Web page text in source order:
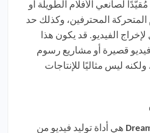
لصانعي الأفلام الطويلة أو
المحترفين، وكذلك حد
بكسل لإخراج الفيديو. قد يكون هذا
قصيرة أو مشاريع رسوم
ليس مثاليًا للإنتاجات
هي أداة توليد فيديو من